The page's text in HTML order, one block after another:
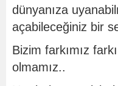
dünyanıza
açabileceğiniz bir
Bizim farkımız
olmamız..